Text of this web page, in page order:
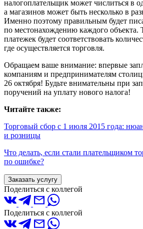
налогоплательщик может числиться
а магазинов может быть несколько в
Именно поэтому правильным будет
по местонахождению каждого объекта.
платежек будет соответствовать
где осуществляется торговля.
Обращаем ваше внимание: впервые
компаниям и предпринимателям
26 октября! Будьте внимательны при
поручений на уплату нового налога!
Читайте также:
Торговый сбор с 1 июля 2015 года:
и розницы
Что делать, если стали плательщиком
по ошибке?
Заказать услугу
Поделиться с коллегой
Поделиться с коллегой